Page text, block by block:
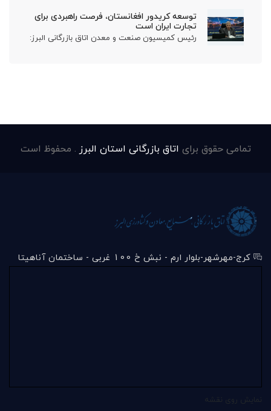
توسعه کریدور افغانستان، فرصت راهبردی برای
تجارت ایران است
رئیس کمیسیون صنعت و معدن اتاق بازرگانی البرز:
تمامی حقوق برای اتاق بازرگانی استان البرز . محفوظ است
کرج-مهرشهر-بلوار ارم - نبش خ 100 غربی - ساختمان آناهیتا